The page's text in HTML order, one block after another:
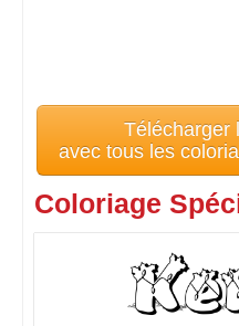
Télécharger
avec tous les
Coloriage